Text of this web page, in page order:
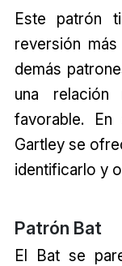
Este patrón
reversión
demás
una relación
favorable.
Gartley se
identificarlo y
Patrón Bat
El Bat se